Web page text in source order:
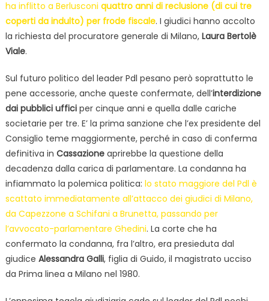
ha inflitto a Berlusconi quattro anni di reclusione (di cui tre
coperti da indulto) per frode fiscale. I giudici hanno accolto
la richiesta del procuratore generale di Milano, Laura Bertolè
Viale.
Sul futuro politico del leader Pdl pesano però soprattutto le
pene accessorie, anche queste confermate, dell’interdizione
dai pubblici ufficiper cinque anni e quella dalle cariche
societarie per tre. E’ la prima sanzione che l’ex presidente del
Consiglio teme maggiormente, perché in caso di conferma
definitiva in Cassazioneaprirebbe la questione della
decadenza dalla carica di parlamentare. La condanna ha
infiammato la polemica politica: lo stato maggiore del Pdl è
scattato immediatamente all’attacco dei giudici di Milano,
da Capezzone a Schifani a Brunetta, passando per
l’avvocato-parlamentare Ghedini. La corte che ha
confermato la condanna, fra l’altro, era presieduta dal
giudice Alessandra Galli, figlia di Guido, il magistrato ucciso
da Prima linea a Milano nel 1980.